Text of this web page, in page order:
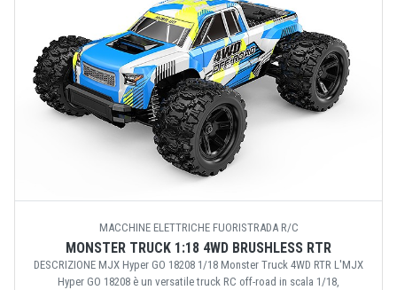
MACCHINE ELETTRICHE FUORISTRADA R/C
MONSTER TRUCK 1:18 4WD BRUSHLESS RTR
DESCRIZIONE MJX Hyper GO 18208 1/18 Monster Truck 4WD RTR L'MJX
Hyper GO 18208 è un versatile truck RC off-road in scala 1/18,